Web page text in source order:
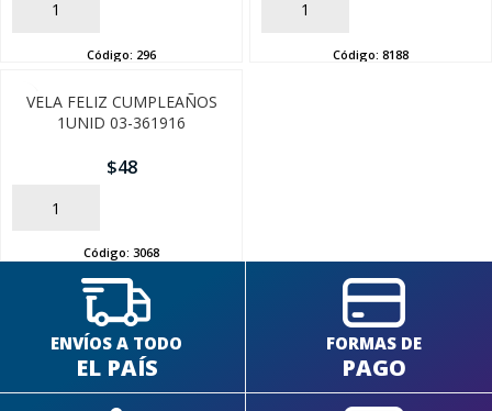
AÑADIR
Código: 296
AÑADIR
Código: 8188
VELA FELIZ CUMPLEAÑOS
1UNID 03-361916
$48
AÑADIR
Código: 3068
ENVÍOS A TODO
EL PAÍS
FORMAS DE
PAGO